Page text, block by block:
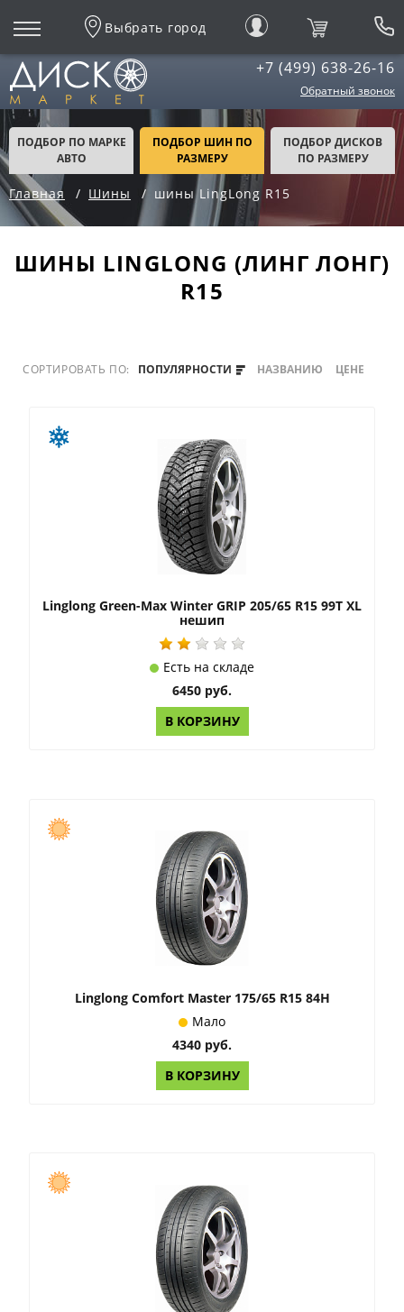
Выбрать город
+7 (499) 638-26-16
Обратный звонок
ПОДБОР ПО МАРКЕ
АВТО
ПОДБОР ШИН ПО
РАЗМЕРУ
ПОДБОР ДИСКОВ
ПО РАЗМЕРУ
Главная Шины шины LingLong R15
ШИНЫ LINGLONG (ЛИНГ ЛОНГ)
R15
СОРТИРОВАТЬ ПО: ПОПУЛЯРНОСТИ НАЗВАНИЮ ЦЕНЕ
Linglong Green-Max Winter GRIP 205/65 R15 99T XL
нешип
Есть на складе
6450 руб.
В КОРЗИНУ
Linglong Comfort Master 175/65 R15 84H
Мало
4340 руб.
В КОРЗИНУ